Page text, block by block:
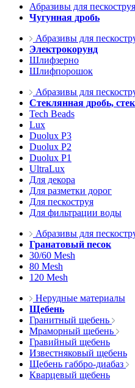
Абразивы для пескоструя
Чугунная дробь
Абразивы для
Электрокорунд
Шлифзерно
Шлифпорошок
Абразивы для
Стеклянная дробь,
Tech Beads
Lux
Duolux P3
Duolux P2
Duolux P1
UltraLux
Для декора
Для разметки дорог
Для пескоструя
Для фильтрации воды
Абразивы для
Гранатовый песок
30/60 Mesh
80 Mesh
120 Mesh
Нерудные материалы
Щебень
Гранитный щебень
Мраморный щебень
Гравийный щебень
Известняковый щебень
Щебень габбро-диабаз
Кварцевый щебень